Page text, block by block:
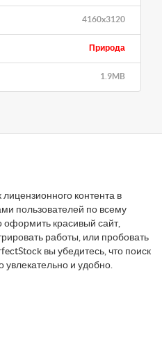
4160x3120
Природа
1.9MB
контента в
пользователей по всему
оформить красивый сайт,
работы, или пробовать
вы убедитесь, что поиск
и удобно.